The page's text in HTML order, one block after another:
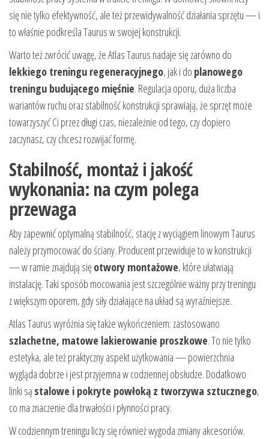
się nie tylko efektywność, ale też przewidywalność działania sprzętu — i
to właśnie podkreśla Taurus w swojej konstrukcji.
Warto też zwrócić uwagę, że Atlas Taurus nadaje się zarówno do
lekkiego treningu regeneracyjnego, jak i do planowego
treningu budującego mięśnie. Regulacja oporu, duża liczba
wariantów ruchu oraz stabilność konstrukcji sprawiają, że sprzęt może
towarzyszyć Ci przez długi czas, niezależnie od tego, czy dopiero
zaczynasz, czy chcesz rozwijać formę.
Stabilność, montaż i jakość
wykonania: na czym polega
przewaga
Aby zapewnić optymalną stabilność, stację z wyciągiem linowym Taurus
należy przymocować do ściany. Producent przewiduje to w konstrukcji
— w ramie znajdują sięotwory montażowe, które ułatwiają
instalację. Taki sposób mocowania jest szczególnie ważny przy treningu
z większym oporem, gdy siły działające na układ są wyraźniejsze.
Atlas Taurus wyróżnia się także wykończeniem: zastosowano
szlachetne, matowe lakierowanie proszkowe. To nie tylko
estetyka, ale też praktyczny aspekt użytkowania — powierzchnia
wygląda dobrze i jest przyjemna w codziennej obsłudze. Dodatkowo
linki są stalowe i pokryte powłoką z tworzywa sztucznego,
co ma znaczenie dla trwałości i płynności pracy.
W codziennym treningu liczy się również wygoda zmiany akcesoriów.